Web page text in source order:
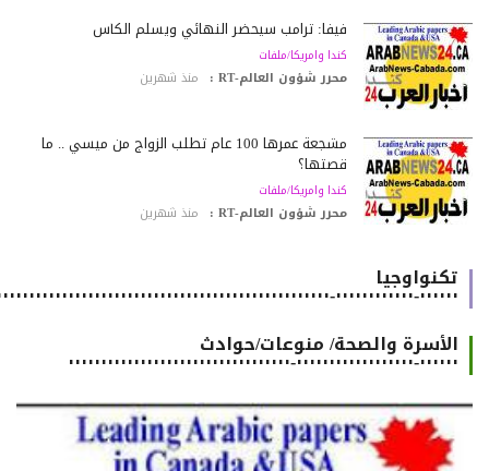
فيفا: ترامب سيحضر النهائي ويسلّم الكأس
كندا وامريكا/ملفات
محرر شؤون العالم-RT : منذ شهرين
مشجعة عمرها 100 عام تطلب الزواج من ميسي .. ما
قصتها؟
كندا وامريكا/ملفات
محرر شؤون العالم-RT : منذ شهرين
تكنواوجيا
٠٠٠٠٠٠-٠٠٠٠٠٠٠٠٠٠٠٠-٠٠٠٠٠٠٠٠٠٠٠٠٠٠٠٠٠٠٠٠٠٠٠٠٠٠٠٠٠٠٠٠٠٠٠٠٠٠٠٠٠٠٠٠٠٠٠٠٠٠٠٠٠٠
الأسرة والصحة/ منوعات/حوادث
٠٠٠٠٠٠-٠٠٠٠٠٠٠٠٠٠٠٠٠٠٠٠٠٠-٠٠٠٠٠٠٠٠٠٠٠٠٠٠٠٠٠٠٠٠٠٠٠٠٠٠٠٠٠٠٠٠٠٠